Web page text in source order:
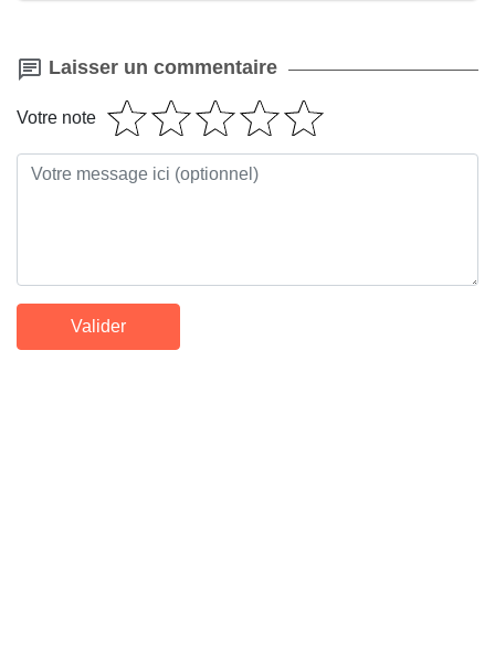
Laisser un commentaire
Votre note